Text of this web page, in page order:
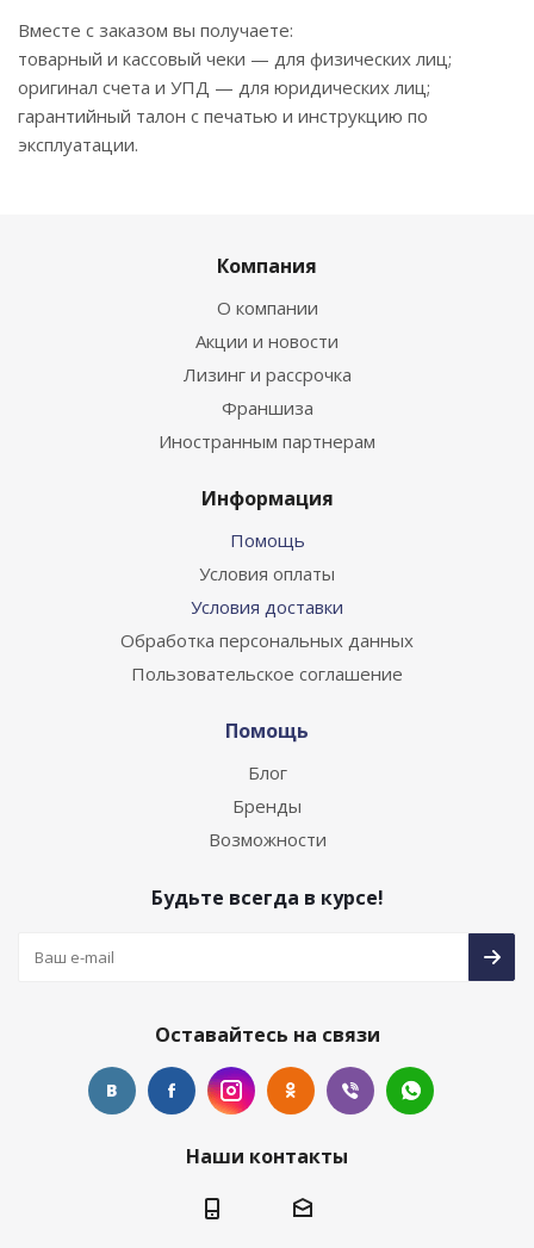
Вместе с заказом вы получаете:
товарный и кассовый чеки — для физических лиц;
оригинал счета и УПД — для юридических лиц;
гарантийный талон с печатью и инструкцию по
эксплуатации.
Компания
О компании
Акции и новости
Лизинг и рассрочка
Франшиза
Иностранным партнерам
Информация
Помощь
Условия оплаты
Условия доставки
Обработка персональных данных
Пользовательское соглашение
Помощь
Блог
Бренды
Возможности
Будьте всегда в курсе!
Оставайтесь на связи
Наши контакты